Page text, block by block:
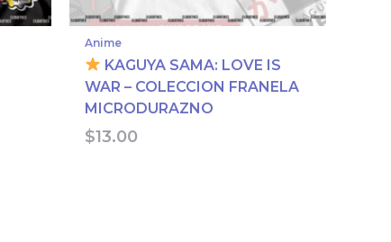
Anime
KAGUYA SAMA: LOVE IS
WAR – COLECCION FRANELA
MICRODURAZNO
$13.00